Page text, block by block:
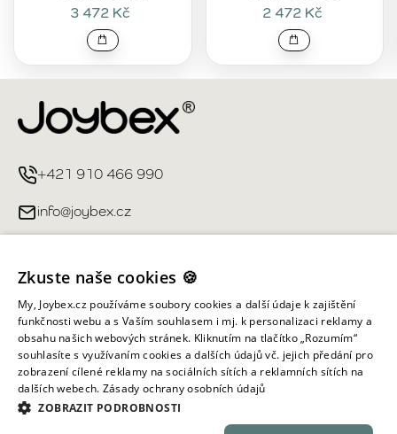
3 472 Kč 2 472 Kč
+421 910 466 990
info@joybex.cz
Můj účet
Informace obchodu
Všechna práva vyhrazena ©
Zkuste naše cookies 🍪
My, Joybex.cz používáme soubory cookies a další údaje k zajištění
funkčnosti webu a s Vaším souhlasem i mj. k personalizaci reklamy a
obsahu našich webových stránek. Kliknutím na tlačítko „Rozumím“
souhlasíte s využívaním cookies a dalších údajů vč. jejich předání pro
zobrazení cílené reklamy na sociálních sítích a reklamních sítích na
dalších webech. Zásady ochrany osobních údajů
ZOBRAZIT PODROBNOSTI